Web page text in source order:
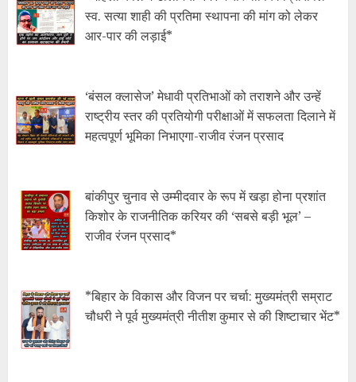
स्व. सत्या शाही की प्रतिमा स्थापना की मांग को लेकर
आर-पार की लड़ाई*
‘बंसल क्लासेज’ मेधावी प्रतिभाओं को तराशने और उन्हें
राष्ट्रीय स्तर की प्रतियोगी परीक्षाओं में सफलता दिलाने में
महत्वपूर्ण भूमिका निभाएगा-राजीव रंजन प्रसाद
बांकीपुर चुनाव से उम्मीदवार के रूप में खड़ा होना प्रशांत
किशोर के राजनीतिक करियर की ‘सबसे बड़ी भूल’ –
राजीव रंजन प्रसाद*
*बिहार के विकास और विजन पर चर्चा: मुख्यमंत्री सम्राट
चौधरी ने पूर्व मुख्यमंत्री नीतीश कुमार से की शिष्टाचार भेंट*